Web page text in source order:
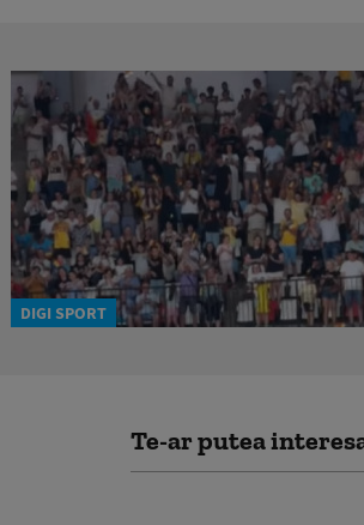
DIGI SPORT
Te-ar putea